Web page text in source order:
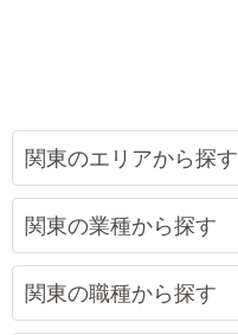
関東のエリアから探す
関東の業種から探す
関東の職種から探す